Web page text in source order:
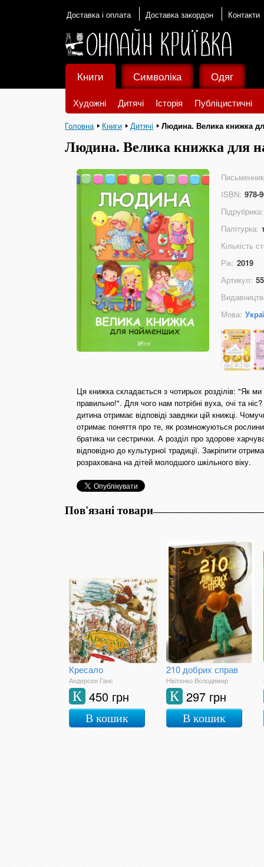
Доставка і оплата Доставка закордон Контакти
Книги
Художні Дитячі Історія Публіцистичні
Символіка Одяг
Головна Книги Дитячі Людина. Велика книжка
Людина. Велика книжка для
ISBN: 978-
Підрубрика:
Палітурка:
Кількість
Рік: 2019
Артикул:
Мова:
Ця книжка складається з чотирьох розділів: "Як
правильно!". Для чого нам потрібні вуха, очі та
дитина отримає відповіді завдяки цій книжці.
отримає поняття про те, як розмножуються
братика чи сестрички. А розділ про здорове
відповідно до культурної традиції. Закріпити
розрахована на дітей молодшого шкільного віку.
Пов'язані товари
Кресало
Андерсен Ганс
450 грн
К
В кошик
210 добрих справ
Нікітенко Володимир
297 грн
К
В кошик